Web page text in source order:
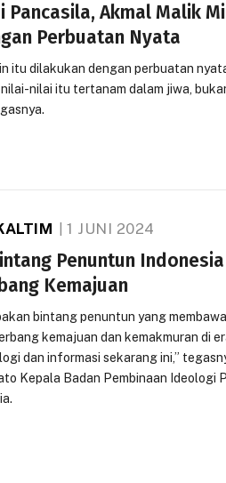
Pancasila, Akmal Malik
Perbuatan Nyata
itu dilakukan dengan perbuatan
nilai itu tertanam dalam jiwa,
1 JUNI 2024
Penuntun Indonesia
Kemajuan
bintang penuntun yang membawa
kemajuan dan kemakmuran di
dan informasi sekarang ini,”
Kepala Badan Pembinaan Ideologi